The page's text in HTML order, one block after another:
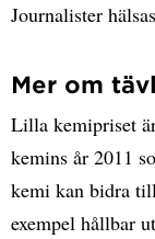
Journalister
Mer om
Lilla kemipriset
kemins år 2011
kemi kan bidra
exempel hållbar